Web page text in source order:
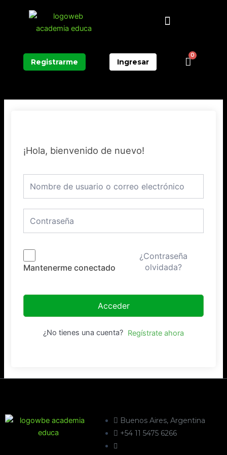
Menú
Registrarme Ingresar
0
¡Hola, bienvenido de nuevo!
Mantenerme conectado
¿Contraseña
olvidada?
Acceder
¿No tienes una cuenta? Regístrate ahora
Buenos Aires, Argentina
+54 11 5475 6266